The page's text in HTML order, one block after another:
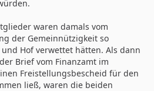
waren damals vom
der Gemeinnützigkeit so
Hof verwettet hätten. Als dann
Brief vom Finanzamt im
Freistellungsbescheid für den
ließ, waren die beiden